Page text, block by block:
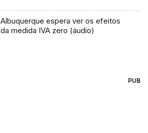
Albuquerque espera ver os efeitos
da medida IVA zero (áudio)
PUB